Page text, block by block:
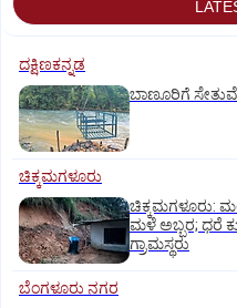
ದಕ್ಷಿಣಕನ್ನಡ
ಬಾಣೂರಿಗೆ ಸೇತುವೆ
ಚಿಕ್ಕಮಗಳೂರು
ಚಿಕ್ಕಮಗಳೂರು:
ಮಳೆ ಅಬ್ಬರ; ಧರೆ
ಗ್ರಾಮಸ್ಥರು
ಬೆಂಗಳೂರು ನಗರ